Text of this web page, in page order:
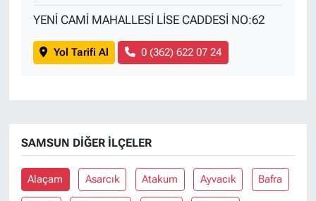
YENİ CAMİ MAHALLESİ LİSE CADDESİ NO:62
Yol Tarifi Al 0 (362) 622 07 24
SAMSUN DIĞER İLÇELER
Alaçam Asarcık Atakum Ayvacık Bafra